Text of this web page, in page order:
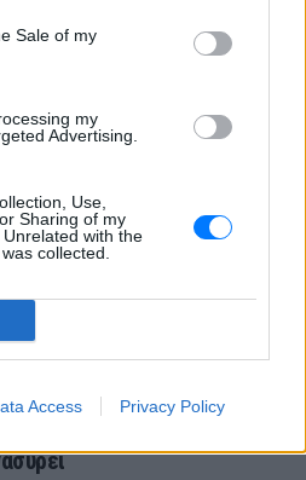
Sale of my
my
Advertising.
Use,
Sharing of my
with the
collected.
Access Privacy Policy
άνδρα για στρατιωτική
Βίντεο σοκ με
στην Ουκρανία
σε πισίνα beach bar –